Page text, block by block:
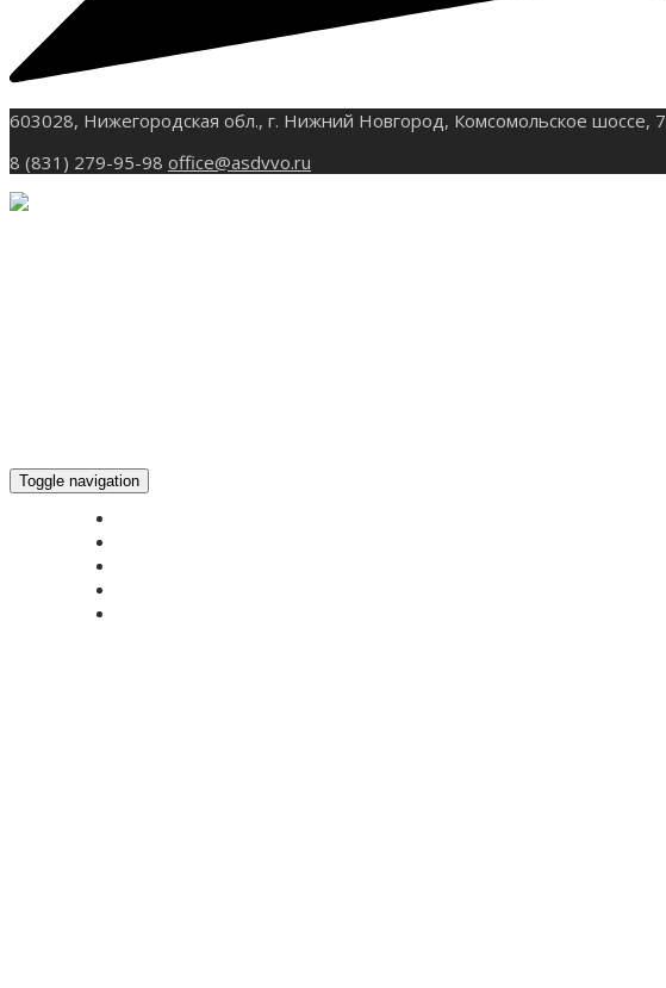
603028, Нижегородская обл., г. Нижний Новгород, Комсомольское шоссе, 7
8 (831) 279-95-98 office@asdvvo.ru
Toggle navigation